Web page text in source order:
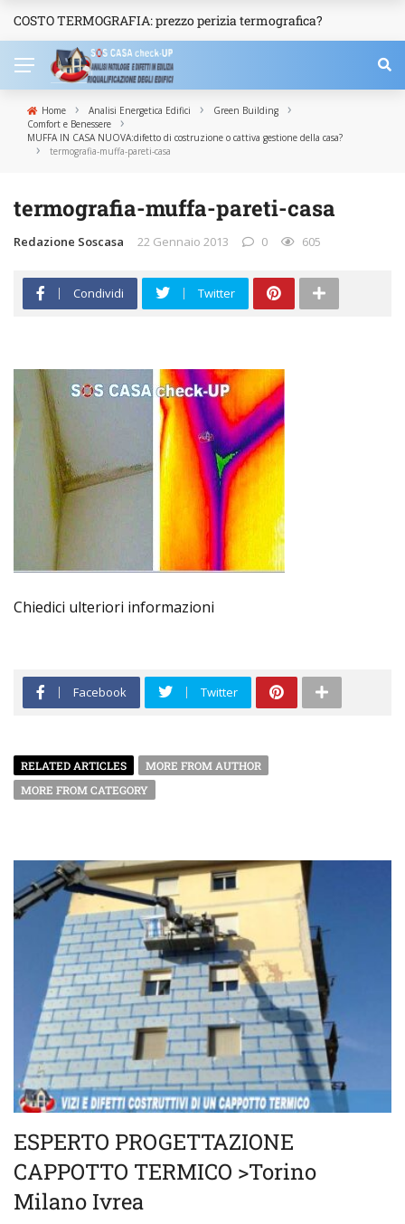
NEWS
COSTO TERMOGRAFIA: prezzo perizia termografica?
Home › Analisi Energetica Edifici › Green Building ›
Comfort e Benessere ›
MUFFA IN CASA NUOVA:difetto di costruzione o cattiva gestione della casa?
› termografia-muffa-pareti-casa
termografia-muffa-pareti-casa
Redazione Soscasa 22 Gennaio 2013 0 605
Condividi Twitter
Chiedici ulteriori informazioni
Facebook Twitter
RELATED ARTICLES
MORE FROM AUTHOR
MORE FROM CATEGORY
ESPERTO PROGETTAZIONE
CAPPOTTO TERMICO >Torino
Milano Ivrea